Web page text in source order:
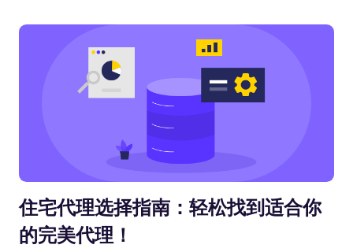
住宅代理选择指南：轻松找到适合你
的完美代理！